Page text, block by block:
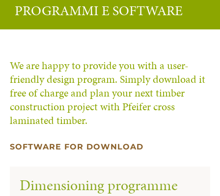
PROGRAMMI E SOFTWARE
We are happy to provide you with a user-
friendly design program. Simply download it
free of charge and plan your next timber
construction project with Pfeifer cross
laminated timber.
SOFTWARE FOR DOWNLOAD
Dimensioning programme